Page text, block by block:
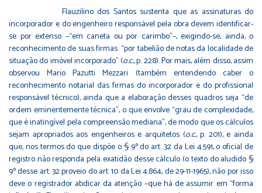
Flauzilino dos Santos sustenta que as assinaturas do
incorporador e do engenheiro responsável pela obra devem identificar-
se por extenso –“em caneta ou por carimbo”–, exigindo-se, ainda, o
reconhecimento de suas firmas “por tabelião de notas da localidade de
situação do imóvel incorporado” (o.c., p. 228). Por mais, além disso, assim
observou Mario Pazutti Mezzari (também entendendo caber o
reconhecimento notarial das firmas do incorporador e do profissional
responsável técnico), ainda que a elaboração desses quadros seja “de
ordem eminentemente técnica”, o que envolve “grau de complexidade,
que é inatingível pela compreensão mediana”, de modo que os cálculos
sejam apropriados aos engenheiros e arquitetos (o.c., p. 201), e ainda
que, nos termos do que dispõe o § 9º do art. 32 da Lei 4.591, o oficial de
registro não responda pela exatidão desse cálculo (o texto do aludido §
9º desse art. 32 proveio do art. 10 da Lei 4.864, de 29-11-1965), não por isso
deve o registrador abdicar da atenção –que há de assumir em “forma